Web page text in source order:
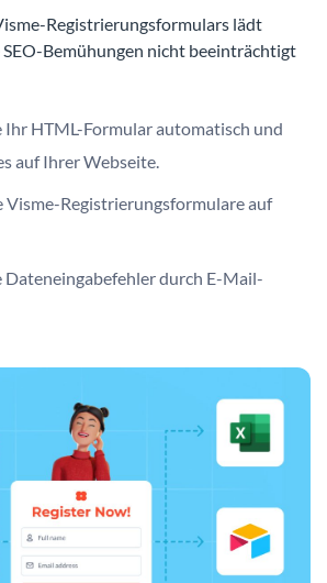
Registrierungsformulars lädt
SEO-Bemühungen nicht beeinträchtigt
Ihr HTML-Formular automatisch und
auf Ihrer Webseite.
Visme-Registrierungsformulare auf
Dateneingabefehler durch E-Mail-